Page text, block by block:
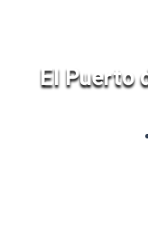
El Puerto